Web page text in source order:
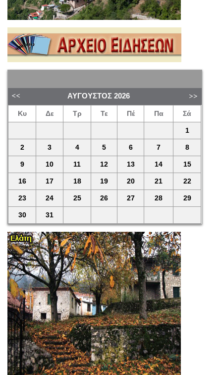
ΑΎΓΟΥΣΤΟΣ 2026
Κυ Δε Τρ Τε Πέ Πα Σά
1
2 3 4 5 6 7 8
9 10 11 12 13 14 15
16 17 18 19 20 21 22
23 24 25 26 27 28 29
30 31